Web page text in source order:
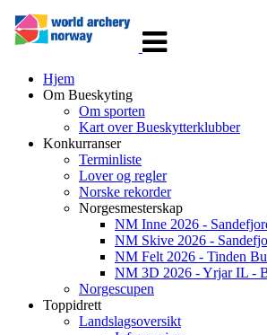
navigasjon
Hjem
Om Bueskyting
Om sporten
Kart over Bueskytterklubber
Konkurranser
Terminliste
Lover og regler
Norske rekorder
Norgesmesterskap
NM Inne 2026 -
NM Skive 2026 -
NM Felt 2026 - Tinden
NM 3D 2026 - Yrjar IL -
Norgescupen
Toppidrett
Landslagsoversikt